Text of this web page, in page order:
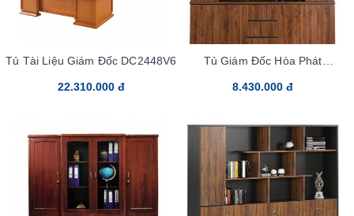
Tủ Tài Liệu Giám Đốc DC2448V6
22.310.000 đ
Tủ Giám Đốc Hòa Phát
8.430.000 đ